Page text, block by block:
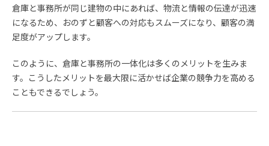
倉庫と事務所が同じ建物の中にあれば、物流と情報の伝達が迅速
になるため、おのずと顧客への対応もスムーズになり、顧客の満
足度がアップします。
このように、倉庫と事務所の一体化は多くのメリットを生みま
す。こうしたメリットを最大限に活かせば企業の競争力を高める
こともできるでしょう。